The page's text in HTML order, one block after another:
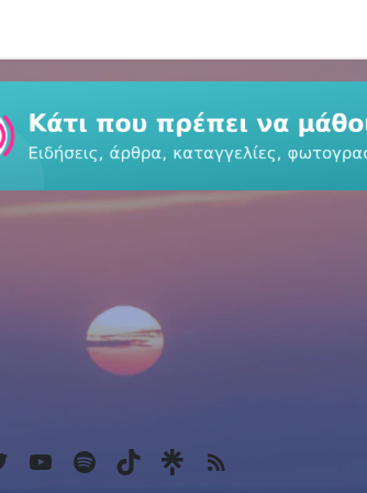
YouTube
SpotifyTikTok